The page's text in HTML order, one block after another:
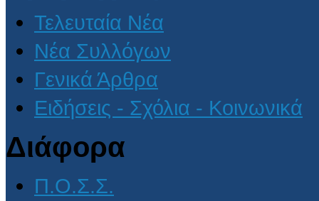
Τελευταία Νέα
Νέα Συλλόγων
Γενικά Άρθρα
Ειδήσεις - Σχόλια - Κοινωνικά
Διάφορα
Π.Ο.Σ.Σ.